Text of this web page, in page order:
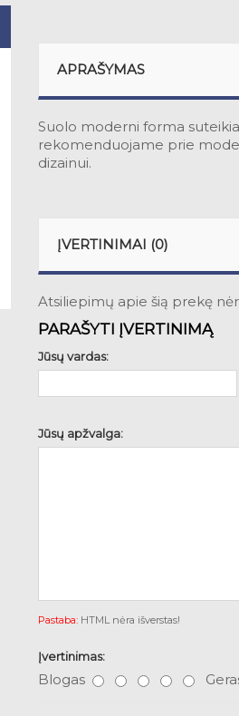
APRAŠYMAS
Suolo moderni forma
rekomenduojame prie
dizainui.
ĮVERTINIMAI (0)
Atsiliepimų apie šią prekę
PARAŠYTI ĮVERTINIMĄ
Jūsų vardas:
Jūsų apžvalga:
Pastaba: HTML nėra išverstas!
Įvertinimas:
Blogas